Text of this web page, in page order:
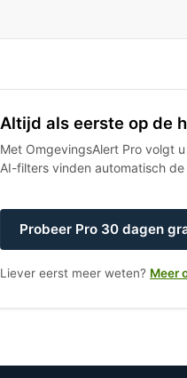
Altijd als eerste op de
Met OmgevingsAlert Pro volgt
AI-filters vinden automatisch
Probeer Pro 30 dagen
Liever eerst meer weten? Meer